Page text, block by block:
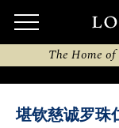
The Home
堪钦慈诚罗珠